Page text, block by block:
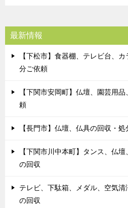
最新情報
【下松市】食器棚、テレビ台、
分ご依頼
【下関市安岡町】仏壇、園芸用
頼
【長門市】仏壇、仏具の回収・
【下関市川中本町】タンス、仏
の回収
テレビ、下駄箱、メダル、空気
の回収